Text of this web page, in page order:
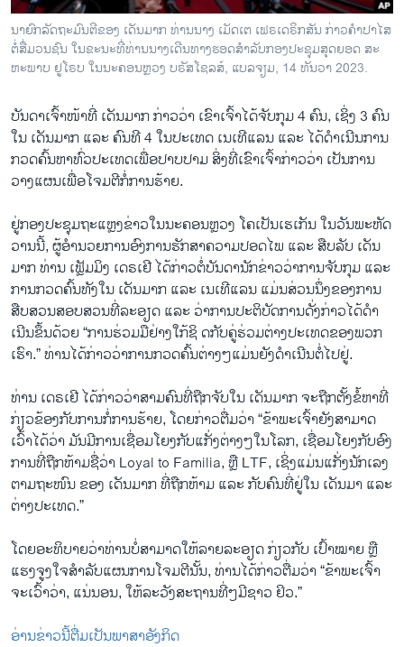
ວີດີໂອ
ສຽງ
ລາຍການກະຈາຍສຽງ
ລາຍງານ
ພາສາຕ່າງໆ
ນາ​ຍົກ​ລັດ​ຖະ​ມົນ​ຕີ​ຂອງ ເດັນ​ມາກ ທ່ານ​ນາງ ເມັດເຕ ເຟ​ຣ​ເດ​ຣິ​ກ​ສັນ ກ່າວ​ຄຳ​ປາ​ໄສ​
ຕໍ່​ສື່ມວ​ນ​ຊົນ ໃນ​ຂະ​ນະ​ທີ່​ທ່ານ​ນາງ​ເດີນ​ທາ​ງ​ຮອດ​ສຳ​ລັບ​ກອງ​ປ​ະ​ຊຸມ​ສຸດຍອດ ສະ​
ຫະ​ພາບ ຢູ​ໂຣບ ໃນ​ນະ​ຄອນຫຼວງ ບ​ຣັ​ສ​ໂຊ​ລ​ສ໌, ແບ​ລ​ຈຽມ, 14 ທັນ​ວາ 2023.
ບັນ​ດາ​ເຈົ້າ​ໜ້າ​ທີ່ ເດັນ​ມາກ ກ່າວ​ວ່າ​ ເຂົາ​ເຈົ້າ​ໄດ້​ຈັບ​ກຸມ 4 ຄົນ, ເຊິ່ງ 3 ຄົນ​
ໃນ ເດັນ​ມາກ ແລະ ຄົນ​ທີ 4 ໃນ​ປະ​ເທດ ເນ​ເທີ​ແລນ ແລະ ໄດ້​ດຳ​ເນີນ​ການ
ກວດ​ຄົ້ນ​ຫາ​ທົ່ວ​ປະ​ເທດ​ເພື່ອ​ປາບ​ປາມ ​ສິ່ງ​ທີ່​ເຂົາ​ເຈົ້າ​ກ່າວ​ວ່າ ​ເປັນ​ການ​
ວາງ​ແຜນ​ເພື່ອ​ໂຈມ​ຕີ​ກໍ່​ການ​ຮ້າຍ.
ຢູ່ກອງ​ປະ​ຊຸມ​ຖະ​ແຫຼງ​ຂ່າວ​ໃນ​ນະ​ຄອນຫຼວງ ໂຄ​ເປັນ​ເຮ​ເກັນ ໃນ​ວັນ​ພະ​ຫັດ​
ວານນີ້, ຜູ້​ອຳ​ນວຍ​ການ​ອົງ​ການ​ຮັກ​ສາ​ຄວາມ​ປອດ​ໄພ ແລະ ສືບ​ລັບ ເດັນ​
ມາກ ທ່ານ ເຟຼັມ​ມິງ ເດ​ຣ​ເຢີ ໄດ້​ກ່າວ​ຕໍ່​ບັນ​ດາ​ນັກ​ຂ່າວ​ວ່າ​ການ​ຈັບ​ກຸມ ແລະ
ການກວດ​ຄົ້ນ​ທັງ​ໃນ ເດັນ​ມາກ ແລະ ເນ​ເທີ​ແລນ ແມ່ນ​ສ່ວນ​ນຶ່ງ​ຂອງ​ການ​
ສືບ​ສວນ​ສອບ​ສວນ​ທີ່​ລະ​ອ​ຽດ ແລະ ວ່າ​ການ​ປະ​ຕິ​ບັດ​ການ​ດັ່ງ​ກ່າວ​ໄດ້​ດຳ​
ເນີນ​ຂຶ້ນ​ດ້ວຍ “ການ​ຮ່ວມ​ມື​ຢ່າງ​ໃກ້​ຊິ ດ​ກັບ​ຄູ່​ຮ່ວມ​ຕ່າງ​ປະ​ເທດ​ຂອງ​ພວກ​
ເຮົາ.” ທ່ານ​ໄດ້​ກ່າວ​ວ່າ​ການກວດ​ຄົ້ນ​ຕ່າງ​ໆ​ແມ່ນ​ຍັງ​ດຳ​ເນີນ​ຕໍ່​ໄປ​ຢູ່.
ທ່ານ ເດ​ຣ​ເຢີ ໄດ້​ກ່າວ​ວ່າ​ສາມ​ຄົນ​ທີ່​ຖືກ​ຈັບ​ໃນ ເດັນ​ມາກ ຈະ​ຖືກ​ຕັ້ງ​ຂໍ້​ຫາ​ທີ່​
ກ່ຽວ​ຂ້ອງ​ກັບ​ການ​ກໍ່​ການ​ຮ້າຍ, ໂດຍ​ກ່າວ​ຕື່ມ​ວ່າ “ຂ້າ​ພະ​ເຈົ້າ​ຍັງ​ສາ​ມາດ​
ເວົ້າ​ໄດ້​ວ່າ ມັນ​ມີ​ການ​ເຊື່ອມ​ໂຍງ​ກັບ​ແກັ່ງ​ຕ່າງໆ​ໃນ​ໂລກ, ເຊື່ອມ​ໂຍງ​ກັບ​ອົງ​
ການ​ທີ່​ຖືກ​ຫ້າມ​ຊື່​ວ່າ Loyal to Familia, ຫຼື LTF, ເຊິ່ງ​ແມ່ນ​ແກັ່ງ​ນັກ​ເລງ​
ຕາມ​ຖະ​ໜົນ ​ຂອງ ເດັນ​ມາກ ທີ່​ຖືກ​ຫ້າມ ແລະ ກັບ​ຄົນ​ທີ່​ຢູ່​ໃນ​ ເດັນ​ມາ ແລະ
ຕ່າງ​ປະ​ເທດ.”
ໂດຍ​ອະ​ທິ​ບາຍວ່າ​ທ່ານບໍ່​ສາ​ມາດ​ໃຫ້​ລາຍ​ລະ​ອຽດ ກ່ຽວ​ກັບ ເປົ້າ​ໝາຍ ຫຼື
ແຮງ​ຈູງ​ໃຈ​ສຳ​ລັບ​ແຜນ​ການ​ໂຈມ​ຕີ​ນັ້ນ, ທ່ານ​ໄດ້​ກ່າວ​ຕື່ມ​ວ່າ “ຂ້າ​ພະ​ເຈົ້າ​
ຈະ​ເວົ້າ​ວ່າ, ແນ່ນອນ, ໃຫ້​ລະ​ວັງ​ສະ​ຖານ​ທີ່ໆ​ມີ​ຊາວ ຢິວ.”
ອ່ານ​ຂ່າວນີ້​ຕື່ມ​ເປັນ​ພາ​ສາ​ອັງ​ກິດ